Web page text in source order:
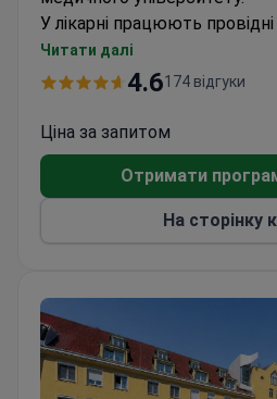
У лікарні працюють
Тут практикували
серед них Зігмунд Фрейд.
та серцево-судинна хірургія.
Читати далі
4.6174 відгуки
Ціна за запитом
Отримати
На сторінку